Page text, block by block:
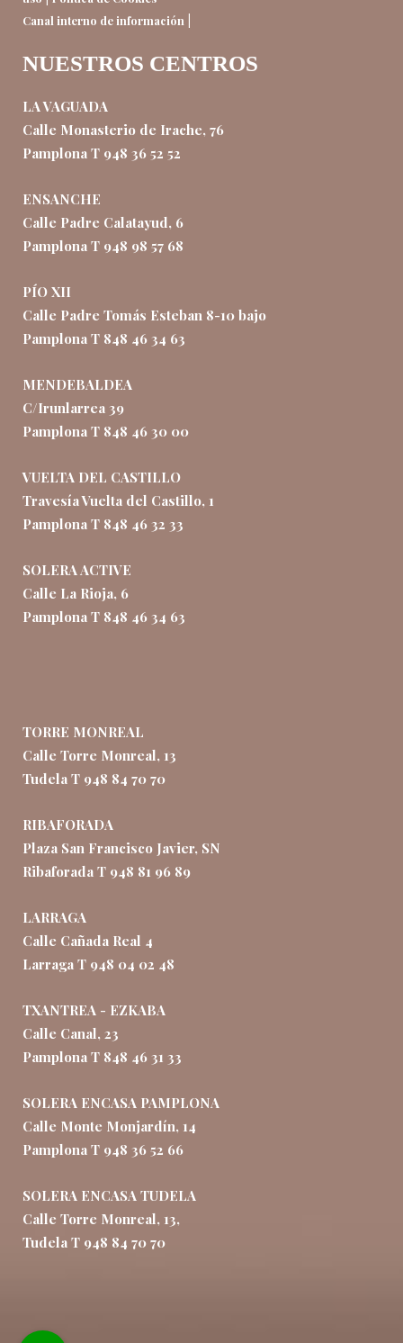
Canal interno de información
NUESTROS CENTROS
LA VAGUADA
Calle Monasterio de Irache, 76
Pamplona T 948 36 52 52
ENSANCHE
Calle Padre Calatayud, 6
Pamplona T 948 98 57 68
PÍO XII
Calle Padre Tomás Esteban 8-10 bajo
Pamplona T 848 46 34 63
MENDEBALDEA
C/Irunlarrea 39
Pamplona T 848 46 30 00
VUELTA DEL CASTILLO
Travesía Vuelta del Castillo, 1
Pamplona T 848 46 32 33
SOLERA ACTIVE
Calle La Rioja, 6
Pamplona T 848 46 34 63
TORRE MONREAL
Calle Torre Monreal, 13
Tudela T 948 84 70 70
RIBAFORADA
Plaza San Francisco Javier, SN
Ribaforada T 948 81 96 89
LARRAGA
Calle Cañada Real 4
Larraga T 948 04 02 48
TXANTREA - EZKABA
Calle Canal, 23
Pamplona T 848 46 31 33
SOLERA ENCASA PAMPLONA
Calle Monte Monjardín, 14
Pamplona T 948 36 52 66
SOLERA ENCASA TUDELA
Calle Torre Monreal, 13,
Tudela T 948 84 70 70